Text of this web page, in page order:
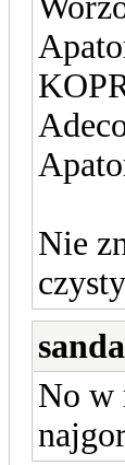
Nie
No w